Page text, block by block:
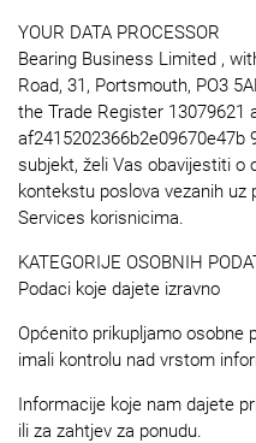
YOUR DATA PROCESSOR
Bearing Business Limited ,
Road, 31, Portsmouth, PO3
the Trade Register 13079621
af2415202366b2e09670e47b
subjekt, želi Vas obavijestiti o
kontekstu poslova vezanih uz
Services korisnicima.
KATEGORIJE OSOBNIH
Podaci koje dajete izravno
Općenito prikupljamo osobne
imali kontrolu nad vrstom
Informacije koje nam dajete
ili za zahtjev za ponudu.